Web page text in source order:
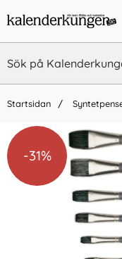
Startsidan
-31%